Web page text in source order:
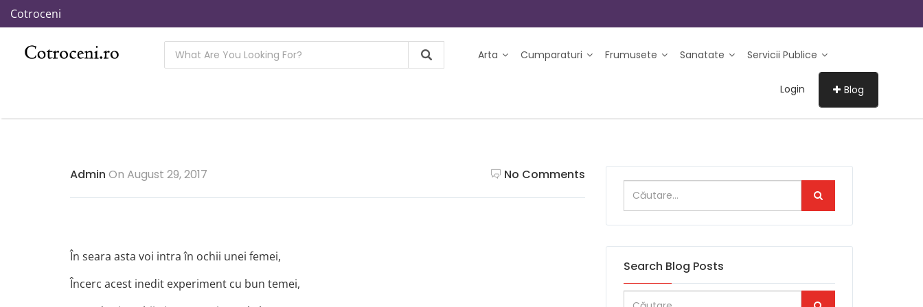
Cotroceni
Arta Cumparaturi Frumusete Sanatate Servicii Publice
Login Blog
Admin On August 29, 2017 No Comments
În seara asta voi intra în ochii unei femei,
Încerc acest inedit experiment cu bun temei,
Search Blog Posts